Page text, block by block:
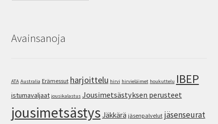
Avainsanoja
ATA Australia Erämessut harjoittelu hirvi hirvieläimet houkuttelu IBEP
istumavaljaat jousikalastus Jousimetsästyksen perusteet
jousimetsästys Jäkkärä jäsenpalvelut jäsenseurat